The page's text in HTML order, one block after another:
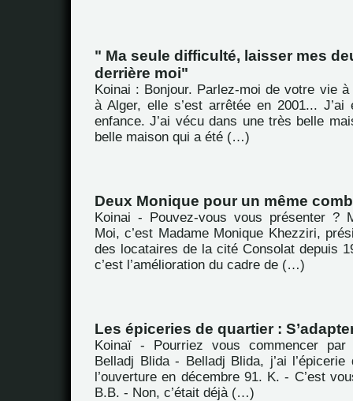
" Ma seule difficulté, laisser mes
derrière moi"
Koinai : Bonjour. Parlez-moi de votre vie
à Alger, elle s’est arrêtée en 2001... J’ai
enfance. J’ai vécu dans une très belle
belle maison qui a été (…)
Deux Monique pour un même
Koinai - Pouvez-vous vous présenter ?
Moi, c’est Madame Monique Khezziri,
des locataires de la cité Consolat depuis
c’est l’amélioration du cadre de (…)
Les épiceries de quartier :
Koinaï - Pourriez vous commencer
Belladj Blida - Belladj Blida, j’ai l’épicerie
l’ouverture en décembre 91. K. - C’est
B.B. - Non, c’était déjà (…)